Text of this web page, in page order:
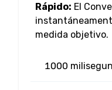
Rápido: El
medida objetivo.
1000